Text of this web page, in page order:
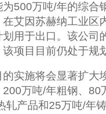
为500万吨/年的综合
在艾因苏赫纳工业区
划用于出口。该公司
项目目前仍处于规
的实施将会显著扩大
200万吨/年粗钢、
轧产品和25万吨/年铸